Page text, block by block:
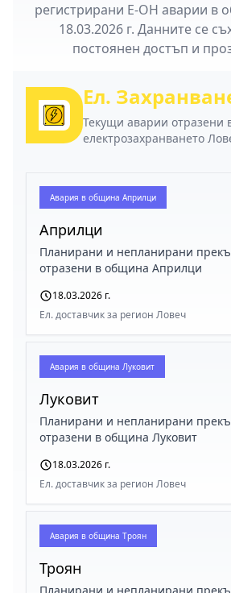
регистрирани Е-ОН аварии в
18.03.2026 г. Данните се
постоянен достъп и
Ел.
Текущи аварии отразени
електрозахранването
Авария в община Априлци
Априлци
Планирани и непланирани
отразени в община Априлци
18.03.2026 г.
Ел. доставчик за регион Ловеч
Авария в община Луковит
Луковит
Планирани и непланирани
отразени в община Луковит
18.03.2026 г.
Ел. доставчик за регион Ловеч
Авария в община Троян
Троян